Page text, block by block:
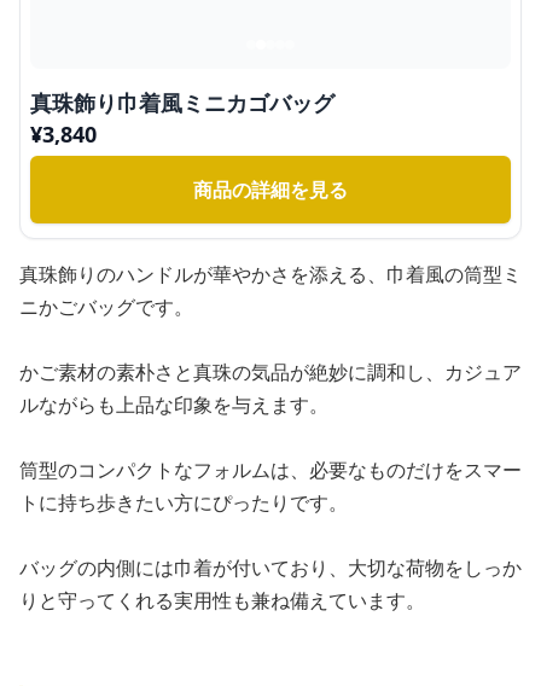
真珠飾り巾着風ミニカゴバッグ
¥3,840
商品の詳細を見る
真珠飾りのハンドルが華やかさを添える、巾着風の筒型ミ
ニかごバッグです。
かご素材の素朴さと真珠の気品が絶妙に調和し、カジュア
ルながらも上品な印象を与えます。
筒型のコンパクトなフォルムは、必要なものだけをスマー
トに持ち歩きたい方にぴったりです。
バッグの内側には巾着が付いており、大切な荷物をしっか
りと守ってくれる実用性も兼ね備えています。